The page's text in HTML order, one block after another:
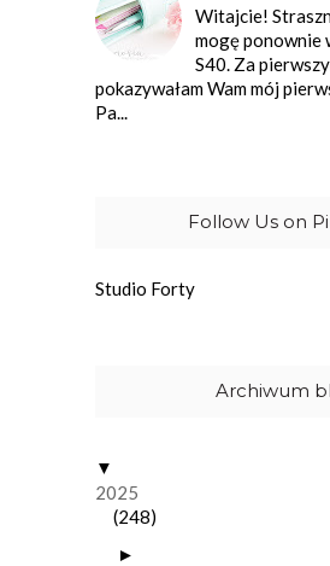
Witajcie!
mogę ponownie
S40. Za
pokazywałam Wam mój
Pa...
Follow Us on
Studio Forty
Archiwum
▼
2025
(248)
►